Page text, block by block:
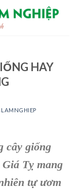
HAY
cây giống
Tỵ mang
tự ươm